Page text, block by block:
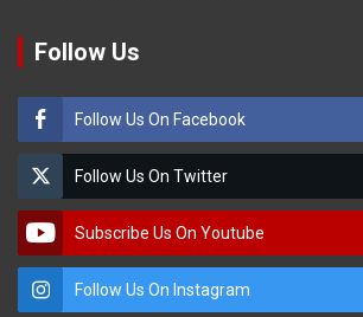
Follow Us
Follow Us On Facebook
Follow Us On Twitter
Subscribe Us On Youtube
Follow Us On Instagram